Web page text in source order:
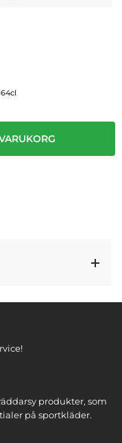
produkter, som
på sportkläder.